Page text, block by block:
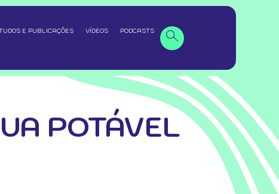
E PUBLICAÇÕES VÍDEOS PODCASTS
POTÁVEL